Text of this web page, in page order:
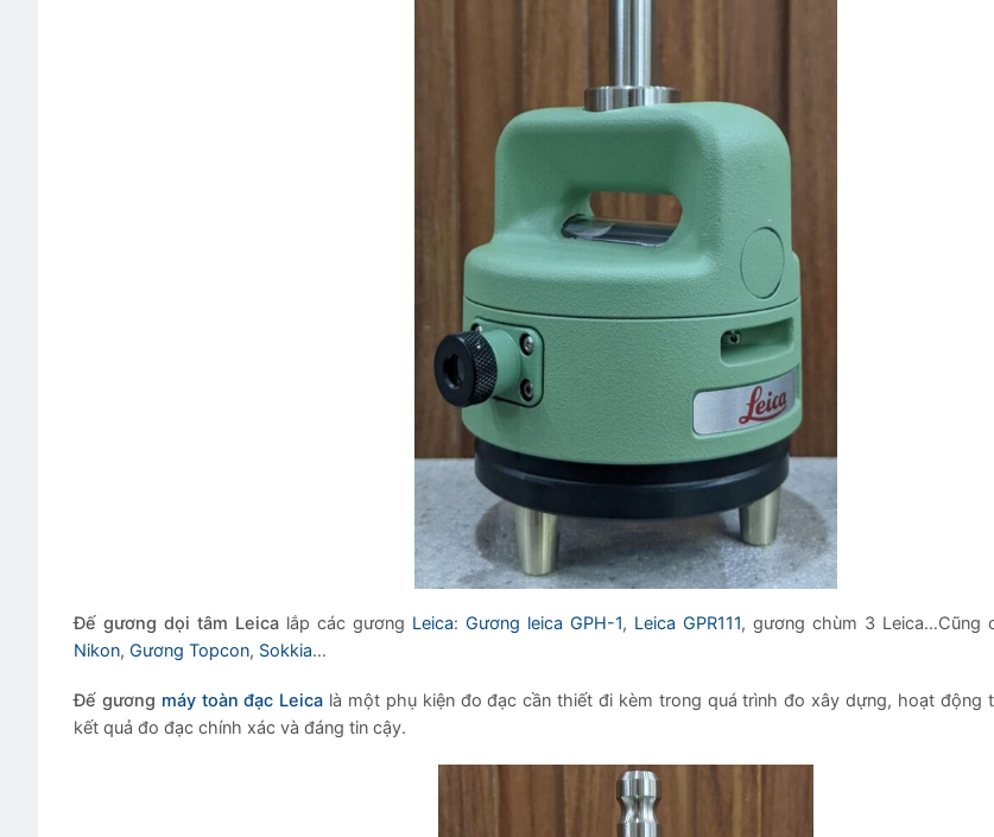
Đế gương dọi tâm Leica lắp các gương Leica: Gương leica GPH-1, Leica GPR111, gương chùm 3 Leica…Cũng
Nikon, Gương Topcon, Sokkia…
Đế gương máy toàn đạc Leica là một phụ kiện đo đạc cần thiết đi kèm trong quá trình đo xây dựng, hoạt động
kết quả đo đạc chính xác và đáng tin cậy.